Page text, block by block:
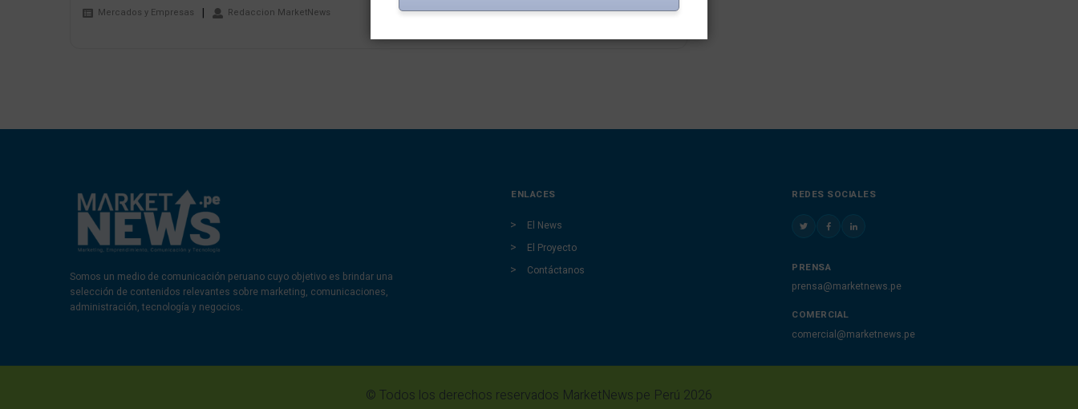
Mercados y Empresas Redaccion MarketNews
Somos un medio de comunicación peruano cuyo objetivo es brindar una
selección de contenidos relevantes sobre marketing, comunicaciones,
administración, tecnología y negocios.
ENLACES
El News
El Proyecto
Contáctanos
REDES SOCIALES
PRENSA
prensa@marketnews.pe
COMERCIAL
comercial@marketnews.pe
© Todos los derechos reservados MarketNews.pe Perú 2026